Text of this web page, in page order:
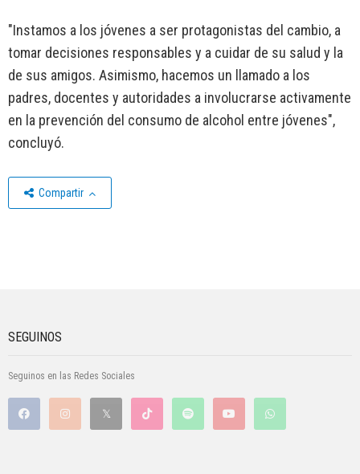
"Instamos a los jóvenes a ser protagonistas del cambio, a
tomar decisiones responsables y a cuidar de su salud y la
de sus amigos. Asimismo, hacemos un llamado a los
padres, docentes y autoridades a involucrarse activamente
en la prevención del consumo de alcohol entre jóvenes",
concluyó.
Compartir
SEGUINOS
Seguinos en las Redes Sociales